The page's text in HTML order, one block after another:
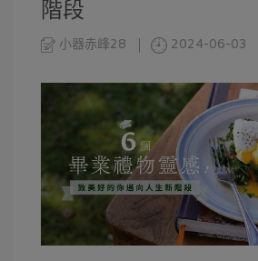
階段
小器赤峰28 2024-06-03